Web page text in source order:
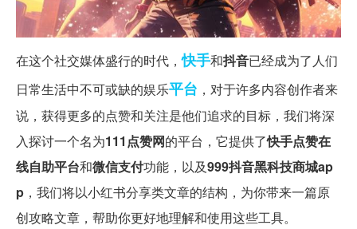
在这个社交媒体盛行的时代，快手和抖音已经成为了人们
日常生活中不可或缺的娱乐平台 ，对于许多内容创作者来
说，获得更多的点赞和关注是他们追求的目标，我们将深
入探讨一个名为111点赞网的平台，它提供了快手点赞在
线自助平台和微信支付功能，以及999抖音黑科技商城ap
p ，我们将以小红书分享类文章的结构，为你带来一篇原
创攻略文章，帮助你更好地理解和使用这些工具。